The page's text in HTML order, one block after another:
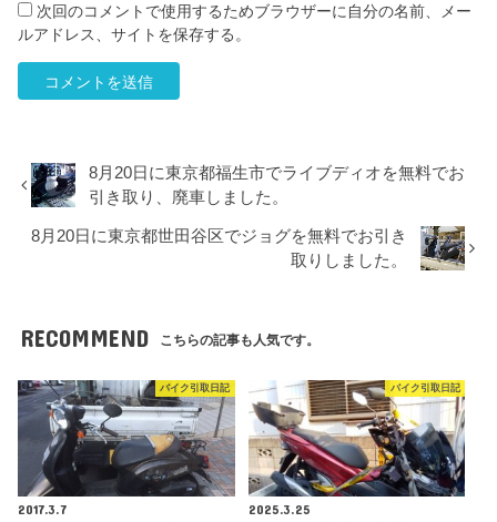
次回のコメントで使用するためブラウザーに自分の名前、メー
ルアドレス、サイトを保存する。
8月20日に東京都福生市でライブディオを無料でお
引き取り、廃車しました。
8月20日に東京都世田谷区でジョグを無料でお引き
取りしました。
RECOMMEND こちらの記事も人気です。
バイク引取日記
2017.3.7
バイク引取日記
2025.3.25